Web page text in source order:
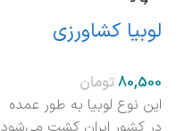
لوبیا کشاورزی
تومان
این نوع لوبیا به طور عمده